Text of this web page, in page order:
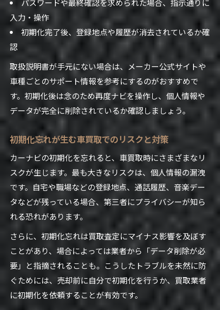
入力・操作
初期化完了後、登録地点や履歴が消去されているか確
認
取扱説明書が手元にない場合は、メーカー公式サイトや
車種ごとのサポート情報を参考にするのがおすすめで
す。初期化後は念のため再度ナビを操作し、個人情報や
データが完全に削除されているか確認しましょう。
初期化忘れが生む車買取でのリスクと対策
カーナビの初期化を忘れると、車買取時にさまざまなリ
スクが生じます。最も大きなリスクは、個人情報の漏洩
です。自宅や職場などの登録地点、通話履歴、音楽デー
タなどが残っている場合、第三者にプライバシーが知ら
れる恐れがあります。
さらに、初期化忘れは買取査定にマイナス影響を及ぼす
ことがあり、場合によっては業者から「データ削除が必
要」と指摘されることも。こうしたトラブルを未然に防
ぐためには、売却前に自分で初期化を行うか、買取業者
に初期化を依頼することが有効です。